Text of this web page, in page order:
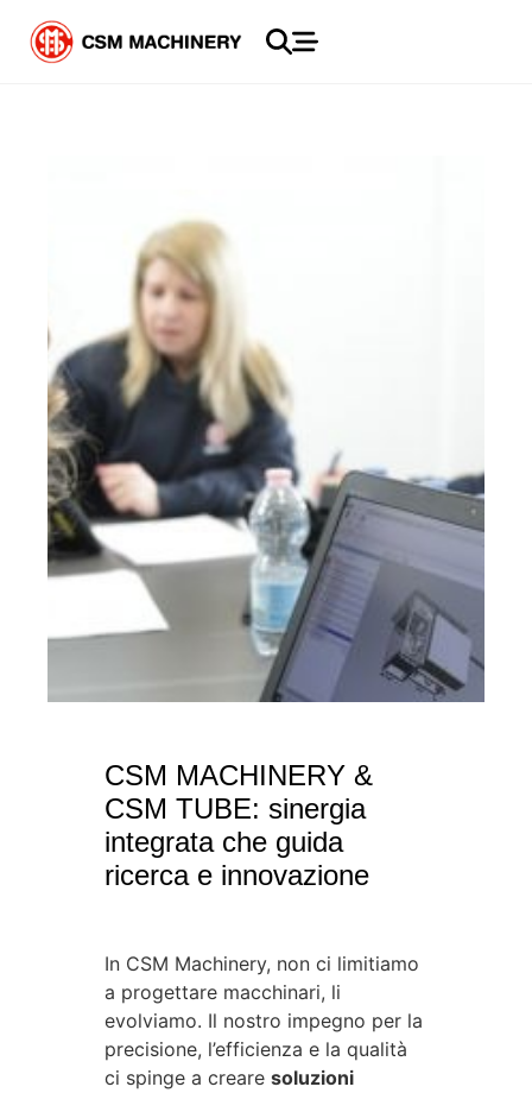
CSM MACHINERY &
CSM TUBE: sinergia
integrata che guida
ricerca e innovazione
In CSM Machinery, non ci limitiamo
a progettare macchinari, li
evolviamo. Il nostro impegno per la
precisione, l’efficienza e la qualità
ci spinge a creare soluzioni